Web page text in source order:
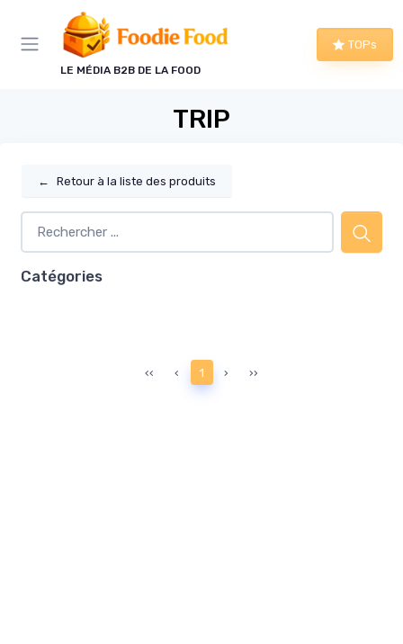
LE MÉDIA B2B DE LA FOOD
TOPs
TRIP
← Retour à la liste des produits
Catégories
‹‹ ‹ 1 › ››
Panneau de gestion des cookies